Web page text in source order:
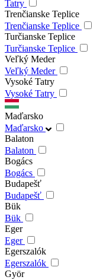
Tatry
Trenčianske Teplice
Trenčianske Teplice
Turčianske Teplice
Turčianske Teplice
Veľký Meder
Veľký Meder
Vysoké Tatry
Vysoké Tatry
Maďarsko
Maďarsko
Balaton
Balaton
Bogács
Bogács
Budapešť
Budapešť
Bük
Bük
Eger
Eger
Egerszalók
Egerszalók
Györ